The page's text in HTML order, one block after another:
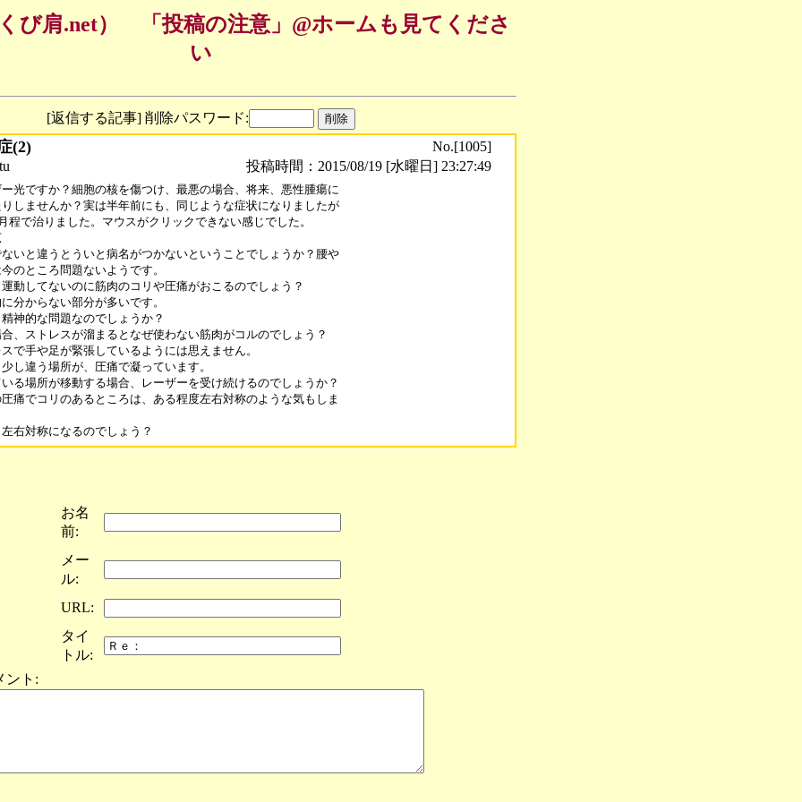
び肩.net） 「投稿の注意」@ホームも見てくださ
い
[返信する記事] 削除パスワード:
(2)
No.[1005]
投稿時間：2015/08/19 [水曜日] 23:27:49
ー光ですか？細胞の核を傷つけ、最悪の場合、将来、悪性腫瘍に
しませんか？実は半年前にも、同じような症状になりましたが
程で治りました。マウスがクリックできない感じでした。
いと違うとういと病名がつかないということでしょうか？腰や
のところ問題ないようです。
動してないのに筋肉のコリや圧痛がおこるのでしょう？
分からない部分が多いです。
神的な問題なのでしょうか？
、ストレスが溜まるとなぜ使わない筋肉がコルのでしょう？
で手や足が緊張しているようには思えません。
し違う場所が、圧痛で凝っています。
る場所が移動する場合、レーザーを受け続けるのでしょうか？
痛でコリのあるところは、ある程度左右対称のような気もしま
お名
前:
メー
ル:
URL:
タイ
トル:
ント: